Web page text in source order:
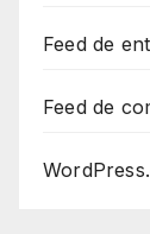
Feed de
Feed de